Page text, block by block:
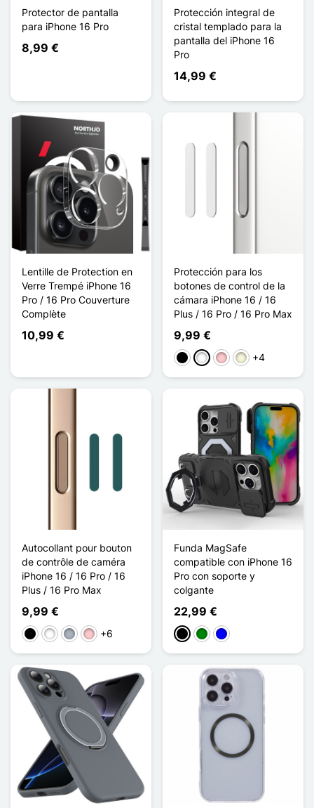
Protector de pantalla
para iPhone 16 Pro
8,99 €
Protección integral de
cristal templado para la
pantalla del iPhone 16
Pro
14,99 €
Lentille de Protection en
Verre Trempé iPhone 16
Pro / 16 Pro Couverture
Complète
10,99 €
Protección para los
botones de control de la
cámara iPhone 16 / 16
Plus / 16 Pro / 16 Pro Max
9,99 €
NegroBlancoRosaBeige
+4
Autocollant pour bouton
de contrôle de caméra
iPhone 16 / 16 Pro / 16
Plus / 16 Pro Max
9,99 €
NegroBlanco
Gris Rosa+6
Funda MagSafe
compatible con iPhone 16
Pro con soporte y
colgante
22,99 €
NegroVerdeAzul